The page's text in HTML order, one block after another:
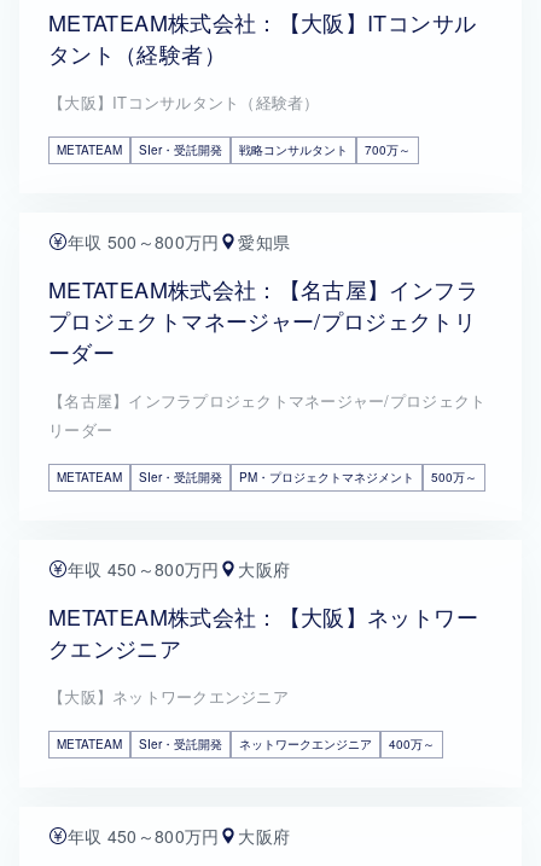
METATEAM株式会社：【大阪】ITコンサル
タント（経験者）
【大阪】ITコンサルタント（経験者）
METATEAM SIer・受託開発 戦略コンサルタント 700万～
年収 500～800万円 愛知県
METATEAM株式会社：【名古屋】インフラ
プロジェクトマネージャー/プロジェクトリ
ーダー
【名古屋】インフラプロジェクトマネージャー/プロジェクト
リーダー
METATEAM SIer・受託開発 PM・プロジェクトマネジメント 500万～
年収 450～800万円 大阪府
METATEAM株式会社：【大阪】ネットワー
クエンジニア
【大阪】ネットワークエンジニア
METATEAM SIer・受託開発 ネットワークエンジニア 400万～
年収 450～800万円 大阪府